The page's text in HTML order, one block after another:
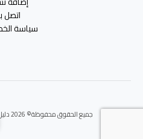
اتصل
سياسة
جميع الحقوق محفوظة© 2026 دليل مصر | برعايه